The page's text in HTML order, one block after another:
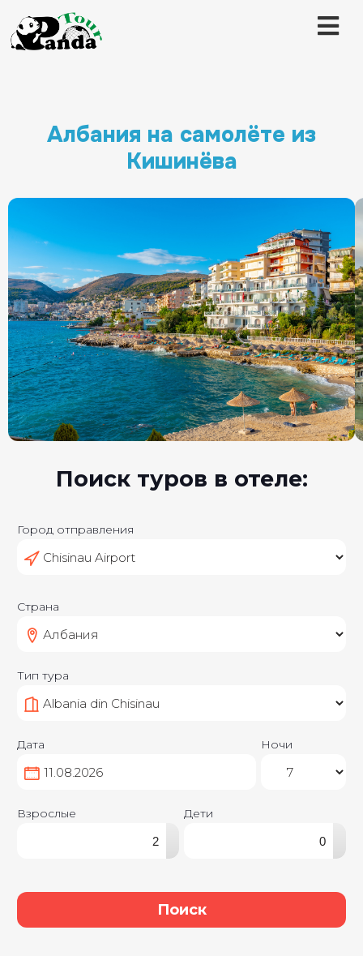
Албания на самолёте из
Кишинёва
Поиск туров в отеле:
Город отправления
Страна
Тип тура
Дата Ночи
Взрослые Дети
Поиск